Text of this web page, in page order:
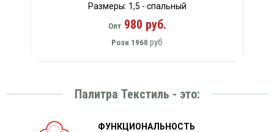
Размеры: 1,5 - спальный
Опт980 руб.
Розн 1960 руб
Палитра Текстиль - это:
ФУНКЦИОНАЛЬНОСТЬ